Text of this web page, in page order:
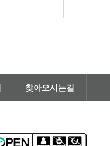
찾아오시는길